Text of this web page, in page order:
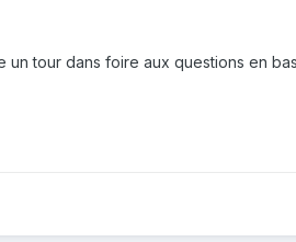
tour dans foire aux questions en